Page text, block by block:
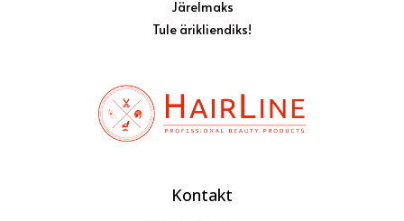
Kontakt
Järelmaks
Tule ärikliendiks!